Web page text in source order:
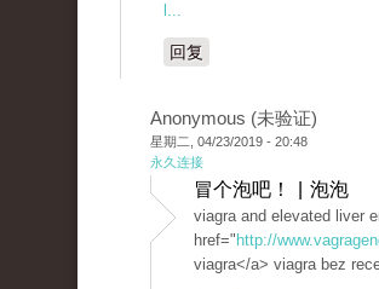
l...
回复
Anonymous (未验证)
星期二, 04/23/2019 - 20:48
永久连接
冒个泡吧！ | 泡泡
viagra and elevated liver
href=" http://
viagra</a> viagra bez